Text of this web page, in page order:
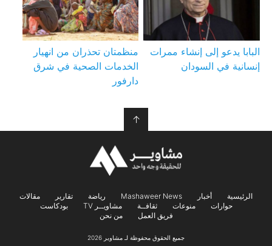
البابا يدعو إلى إنشاء ممرات
إنسانية في السودان
منظمتان تحذران من انهيار
الخدمات الصحية في شرق
دارفور
↑
الرئيسية أخبار Mashaweer News رياضة تقارير
مقالات
حوارات
منوعات ثقافــة مشاويــر TV
بودكاست
فريق العمل
من نحن
جميع الحقوق محفوظة لـ مشاوير 2026